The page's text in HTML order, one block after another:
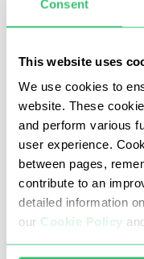
Consent
This website uses
We use cookies to
website. These
and perform various
user experience.
between pages,
contribute to an
detailed information
our Cookie Policy
सीमित-संस्करण, ब्रांडेड
का उपयोग करते हैं। यह
क्षेत्रीय अवरोधन को
उत्पादों तक पहुंच प्राप्त
एक डिवाइस से असीमित
वस्तु या कई प्रतियां
बॉटिंग सॉफ़्टवेयर
रूप से डिज़ाइन किया
ASOS सुरक्षा एल्गोरिदम